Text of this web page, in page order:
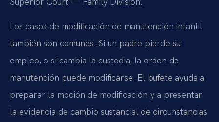
Los casos de modificación de manutención infantil
también son comunes. Si un padre pierde su
empleo, o si cambia la custodia, la orden de
manutención puede modificarse. El bufete ayuda a
preparar la moción de modificación y a presentar
la evidencia de cambio sustancial de circunstancias